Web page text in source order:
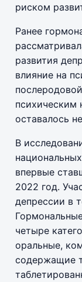
риском
Ранее
развития
влияние на
психическим
оставалось
В
впервые
2022 год.
депрессии в
четыре
оральные,
содержащие